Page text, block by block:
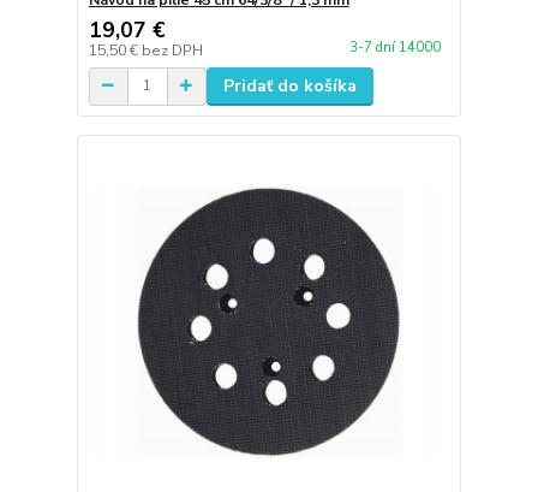
19,07 €
15,50 € bez DPH 3-7 dní 14000
Pridať do košíka